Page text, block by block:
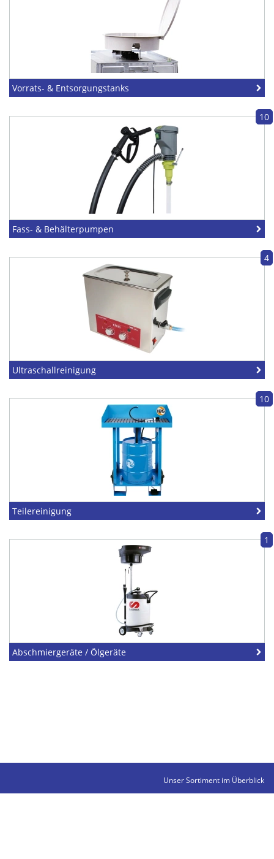
Vorrats- & Entsorgungstanks
10
Fass- & Behälterpumpen
4
Ultraschallreinigung
10
Teilereinigung
1
Abschmiergeräte / Ölgeräte
Unser Sortiment im Überblick